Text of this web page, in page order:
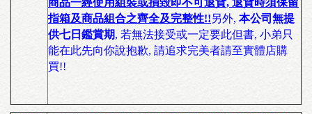
商品一經使用組裝或損毀即不可退貨, 退貨時須保留
指箱及商品組合之齊全及完整性!!另外, 本公司無提
供七日鑑賞期, 若無法接受或一定要此但書, 小弟只
能在此先向你說抱歉, 請追求完美者請至實體店購
買!!